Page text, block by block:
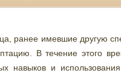
ранее имевшие другую
В течение этого
навыков и